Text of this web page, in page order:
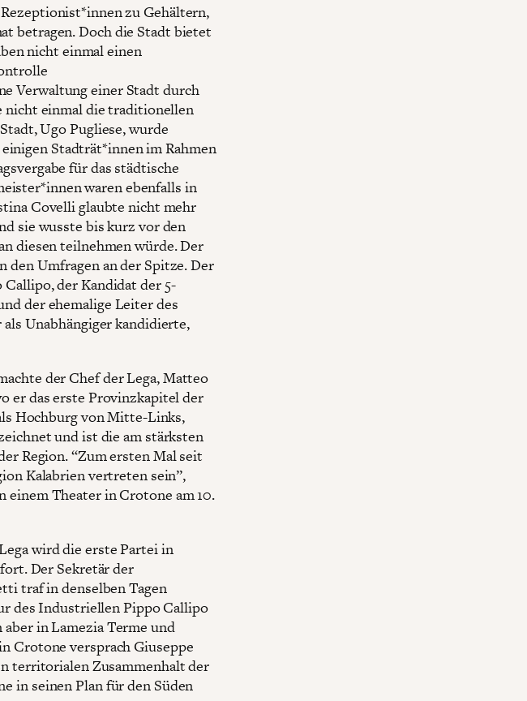
zu Gehältern,
betragen. Doch die Stadt bietet
nicht einmal einen
Verwaltung einer Stadt durch
nicht einmal die traditionellen
Ugo Pugliese, wurde
Stadträt*innen im Rahmen
für das städtische
waren ebenfalls in
Covelli glaubte nicht mehr
sie wusste bis kurz vor den
diesen teilnehmen würde. Der
Umfragen an der Spitze. Der
der Kandidat der 5-
der ehemalige Leiter des
Unabhängiger kandidierte,
der Chef der Lega, Matteo
er das erste Provinzkapitel der
Hochburg von Mitte-Links,
und ist die am stärksten
Region. “Zum ersten Mal seit
Kalabrien vertreten sein”,
einem Theater in Crotone am 10.
wird die erste Partei in
Der Sekretär der
traf in denselben Tagen
des Industriellen Pippo Callipo
in Lamezia Terme und
Crotone versprach Giuseppe
territorialen Zusammenhalt der
in seinen Plan für den Süden